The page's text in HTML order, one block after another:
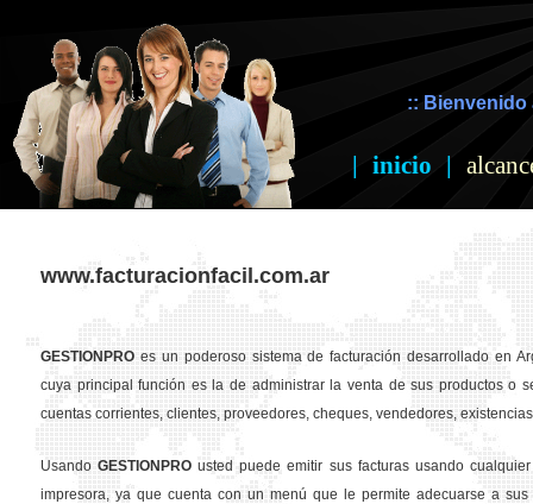
:: Bienvenido
| inicio |
www.facturacionfacil.com.ar
GESTION PRO es un poderoso sistema de facturación desarrollado en
cuya principal función es la de administrar la venta de sus productos o
cuentas corrientes, clientes, proveedores, cheques, vendedores,
Usando GESTION PRO usted puede emitir sus facturas usando
impresora, ya que cuenta con un menú que le permite adecuarse a sus